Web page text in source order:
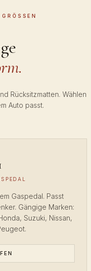
Rücksitzmatten. Wählen
Auto passt.
Gaspedal. Passt
Gängige Marken:
Suzuki, Nissan,